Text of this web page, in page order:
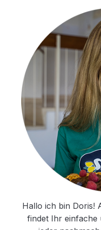
Hallo ich bin Doris!
findet Ihr einfache